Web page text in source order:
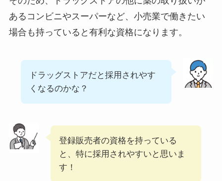
あるコンビニやスーパーなど、小売業で働きたい
場合も持っていると有利な資格になります。
ドラッグストアだと採用されやす
くなるのかな？
登録販売者の資格を持っている
と、特に採用されやすいと思いま
す！